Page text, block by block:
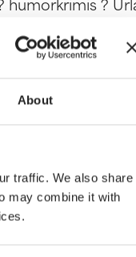
About
traffic. We also share
may combine it with
humorkrimis ?
? humour ?
suspense ?